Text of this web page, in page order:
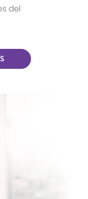
del